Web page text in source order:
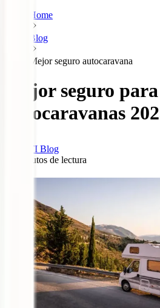
Home
Blog
Mejor seguro autocaravana
Mejor seguro para
autocaravanas
IATI Blog
minutos de lectura